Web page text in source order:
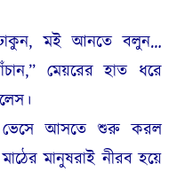
ঢাকুন, মই আনতে বলুন…
মেয়রের হাত ধরে
আসতে শুরু করল
মানুষরাই নীরব হয়ে